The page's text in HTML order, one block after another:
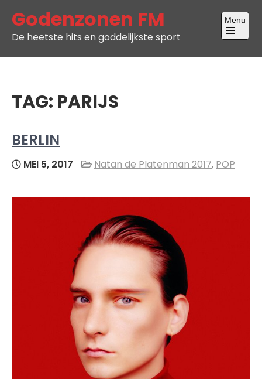
content
Godenzonen FM
De heetste hits en goddelijkste sport
Menu
Open
main
TAG: PARIJS
BERLIN
MEI 5, 2017 Natan de Platenman 2017, POP